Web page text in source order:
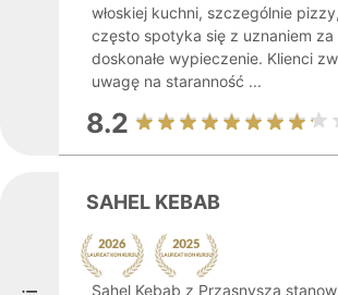
włoskiej kuchni, szczególnie
często spotyka się z uznaniem za
doskonałe wypieczenie. Klienci
uwagę na staranność ...
8.2
SAHEL KEBAB
Sahel Kebab z Przasnysza